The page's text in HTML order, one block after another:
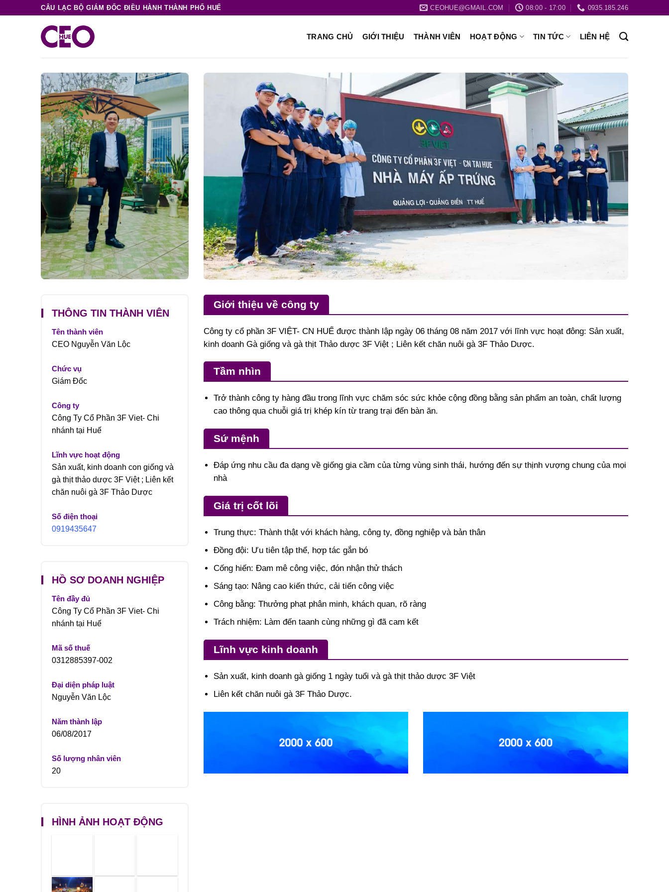
đến
CÂU LẠC BỘ GIÁM ĐỐC ĐIỀU HÀNH THÀNH PHỐ HUẾ CEOHUE@GMAIL.COM 08:00 - 17:00 0935.185.246
TRANG CHỦ GIỚI THIỆU THÀNH VIÊN HOẠT ĐỘNG TIN TỨC LIÊN HỆ
THÔNG TIN THÀNH VIÊN
Tên thành viên
CEO Nguyễn Văn Lộc
Chức vụ
Giám Đốc
Công ty
Công Ty Cổ Phần 3F Viet- Chi
nhánh tại Huế
Lĩnh vực hoạt động
Sản xuất, kinh doanh con giống và
gà thịt thảo dược 3F Việt ; Liên kết
chăn nuôi gà 3F Thảo Dược
Số điện thoại
0919435647
HỒ SƠ DOANH NGHIỆP
Tên đầy đủ
Công Ty Cổ Phần 3F Viet- Chi
nhánh tại Huế
Mã số thuế
0312885397-002
Đại diện pháp luật
Nguyễn Văn Lộc
Năm thành lập
06/08/2017
Số lượng nhân viên
20
HÌNH ẢNH HOẠT ĐỘNG
Giới thiệu về công ty
Công ty cổ phần 3F VIỆT- CN HUẾ được thành lập ngày 06 tháng 08 năm 2017 với lĩnh vực hoạt đông: Sản xuất,
kinh doanh Gà giống và gà thịt Thảo dược 3F Việt ; Liên kết chăn nuôi gà 3F Thảo Dược.
Tầm nhìn
Trở thành công ty hàng đầu trong lĩnh vực chăm sóc sức khỏe cộng đồng bằng sản phẩm an toàn, chất lượng
cao thông qua chuỗi giá trị khép kín từ trang trại đến bàn ăn.
Sứ mệnh
Đáp ứng nhu cầu đa dạng về giống gia cầm của từng vùng sinh thái, hướng đến sự thịnh vượng chung của mọi
nhà
Giá trị cốt lõi
Trung thực: Thành thật với khách hàng, công ty, đồng nghiệp và bản thân
Đồng đội: Ưu tiên tập thể, hợp tác gắn bó
Cống hiến: Đam mê công việc, đón nhận thử thách
Sáng tạo: Nâng cao kiến thức, cải tiến công việc
Công bằng: Thưởng phạt phân minh, khách quan, rõ ràng
Trách nhiệm: Làm đến taanh cùng những gì đã cam kết
Lĩnh vực kinh doanh
Sản xuất, kinh doanh gà giống 1 ngày tuổi và gà thịt thảo dược 3F Việt
Liên kết chăn nuôi gà 3F Thảo Dược.